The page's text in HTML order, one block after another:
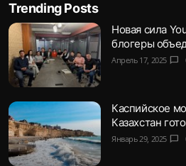
Trending Posts
Новая сила
блогеры
Апрель 17, 2025 chat_bubble
Каспийское
Казахстан
Январь 29, 2025 chat_bubble